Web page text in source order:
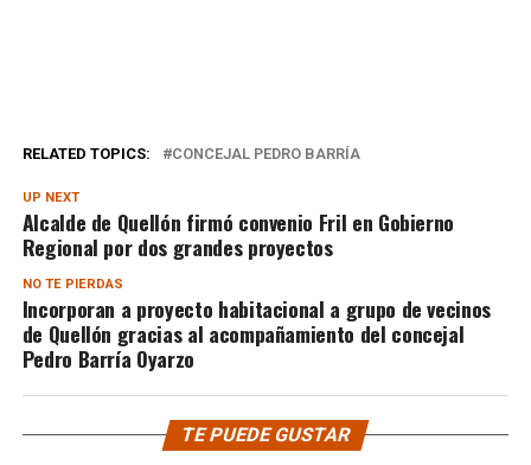
RELATED TOPICS: CONCEJAL PEDRO BARRÍA
UP NEXT
Alcalde de Quellón firmó convenio Fril en Gobierno
Regional por dos grandes proyectos
NO TE PIERDAS
Incorporan a proyecto habitacional a grupo de vecinos
de Quellón gracias al acompañamiento del concejal
Pedro Barría Oyarzo
TE PUEDE GUSTAR